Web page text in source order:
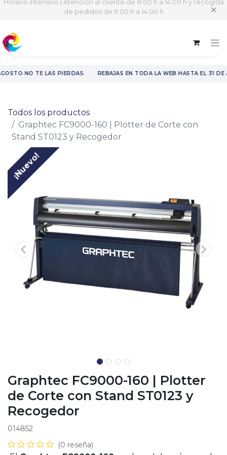
Horario intensivo | Atención al cliente de 8:00 h a 14:00 h y recogida
de pedidos de 9:00 h a 14:00 h
✕
·NO TE LAS PIERDAS· REBAJAS EN TODA LA WEB·HASTA EL 31 DE
Todos los productos
Graphtec FC9000-160 | Plotter de Corte con
Stand ST0123 y Recogedor
¡Nuevo!
Graphtec FC9000-160 | Plotter
de Corte con Stand ST0123 y
Recogedor
014852
(0 reseña)